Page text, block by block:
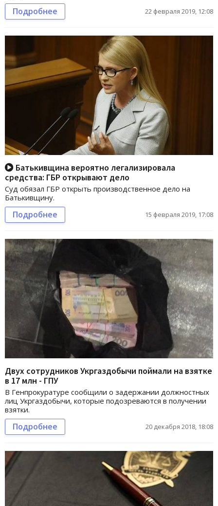
Подробнее 22 февраля 2019, 12:08
Батькивщина вероятно легализировала
средства: ГБР открывают дело
Суд обязал ГБР открыть производственное дело на
Батькивщину.
Подробнее 15 февраля 2019, 17:08
Двух сотрудников Укргаздобычи поймали на взятке
в 17 млн - ГПУ
В Генпрокуратуре сообщили о задержании должностных
лиц Укргаздобычи, которые подозреваются в получении
взятки.
Подробнее 20 декабря 2018, 18:08